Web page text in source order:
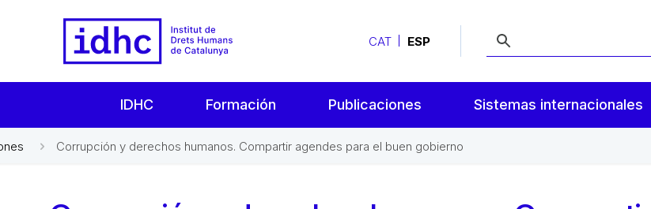
CAT ESP
IDHC Formación Publicaciones Sistemas internacionales
Corrupción y derechos humanos. Compartir agendes para el buen gobierno